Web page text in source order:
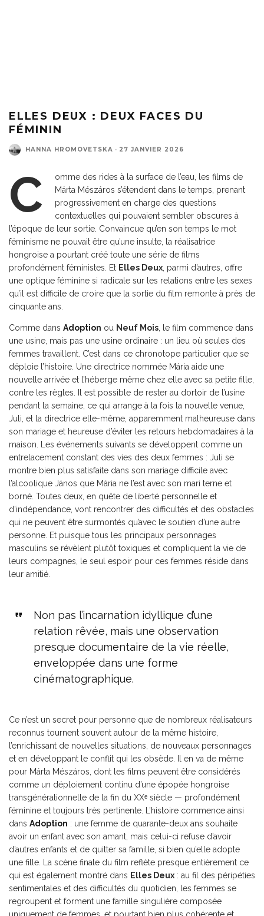
ELLES DEUX : DEUX FACES DU
FÉMININ
HANNA HROMOVETSKA · 27 JANVIER 2026
C
omme des rides à la surface de l’eau, les films de
Márta Mészáros s’étendent dans le temps, prenant
progressivement en charge des questions
contextuelles qui pouvaient sembler obscures à
l’époque de leur sortie. Convaincue qu’en son temps le mot
féminisme ne pouvait être qu’une insulte, la réalisatrice
hongroise a pourtant créé toute une série de films
profondément féministes. Et Elles Deux , parmi d’autres, offre
une optique féminine si radicale sur les relations entre les sexes
qu’il est difficile de croire que la sortie du film remonte à près de
cinquante ans.
Comme dans Adoption ou Neuf Mois , le film commence dans
une usine, mais pas une usine ordinaire : un lieu où seules des
femmes travaillent. C’est dans ce chronotope particulier que se
déploie l’histoire. Une directrice nommée Mária aide une
nouvelle arrivée et l’héberge même chez elle avec sa petite fille,
contre les règles. Il est possible de rester au dortoir de l’usine
pendant la semaine, ce qui arrange à la fois la nouvelle venue,
Juli, et la directrice elle-même, apparemment malheureuse dans
son mariage et heureuse d’éviter les retours hebdomadaires à la
maison. Les événements suivants se développent comme un
entrelacement constant des vies des deux femmes : Juli se
montre bien plus satisfaite dans son mariage difficile avec
l’alcoolique János que Mária ne l’est avec son mari terne et
borné. Toutes deux, en quête de liberté personnelle et
d’indépendance, vont rencontrer des difficultés et des obstacles
qui ne peuvent être surmontés qu’avec le soutien d’une autre
personne. Et puisque tous les principaux personnages
masculins se révèlent plutôt toxiques et compliquent la vie de
leurs compagnes, le seul espoir pour ces femmes réside dans
leur amitié.
Non pas l’incarnation idyllique d’une
relation rêvée, mais une observation
presque documentaire de la vie réelle,
enveloppée dans une forme
cinématographique.
Ce n’est un secret pour personne que de nombreux réalisateurs
reconnus tournent souvent autour de la même histoire,
l’enrichissant de nouvelles situations, de nouveaux personnages
et en développant le conflit qui les obsède. Il en va de même
pour Márta Mészáros, dont les films peuvent être considérés
comme un déploiement continu d’une épopée hongroise
transgénérationnelle de la fin du XXᵉ siècle — profondément
féminine et toujours très pertinente. L’histoire commence ainsi
dans Adoption : une femme de quarante-deux ans souhaite
avoir un enfant avec son amant, mais celui-ci refuse d’avoir
d’autres enfants et de quitter sa famille, si bien qu’elle adopte
une fille. La scène finale du film reflète presque entièrement ce
qui est également montré dans Elles Deux : au fil des péripéties
sentimentales et des difficultés du quotidien, les femmes se
regroupent et forment une famille singulière composée
uniquement de femmes, et pourtant bien plus cohérente et